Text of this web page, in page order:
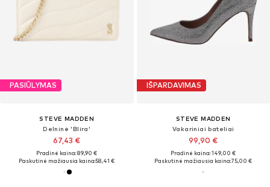
PASIŪLYMAS
STEVE MADDEN
Delninė 'Blira'
67,43 €
Pradinė kaina: 89,90 €
Paskutinė mažiausia kaina:58,41 €
IŠPARDAVIMAS
STEVE MADDEN
Vakariniai bateliai
99,90 €
Pradinė kaina: 149,00 €
Paskutinė mažiausia kaina:75,00 €